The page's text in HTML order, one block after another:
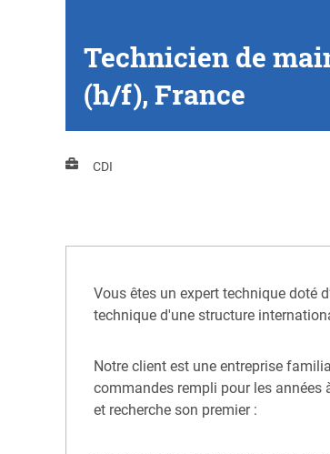
Technicien de
(h/f), France
CDI
Vous êtes un expert technique doté
technique d'une structure
Notre client est une entreprise
commandes rempli pour les années
et recherche son premier :